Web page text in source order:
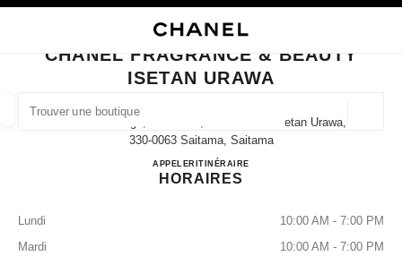
TROUVER UNE BOUTIQUE
Les suggestions sont affichées sous cette barre de recherche
0 Suggestions disponibles
FERMER LA FICHE BOUTIQUE CHANEL FRAGRANCE & BEAUTY ISETAN
CHANEL FRAGRANCE & BEAUTY
ISETAN URAWA
1-15-1 Takasago, Urawa-Ku, Saitama-Shi Isetan Urawa,
330-0063 Saitama, Saitama
APPELER048-831-8425
ITINÉRAIRECHANEL FRAGRANCE &
HORAIRES
Lundi
10:00 AM - 7:00 PM
Mardi
10:00 AM - 7:00 PM
LUNETTES HORLOGERIE ET JOAILLERIE